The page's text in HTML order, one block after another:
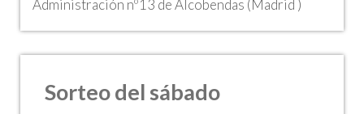
Administración nº13 de Alcobendas (Madrid )
Sorteo del sábado